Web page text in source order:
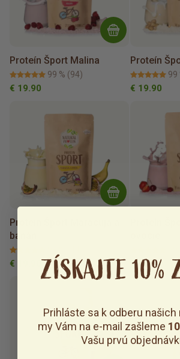
Proteín Šport Malina
99 % (94)
€ 19.90
Proteín
99
€ 19.90
Proteín Šport Maracuja a
banán
€ 19.90 € 19.90
ZÍSKAJTE 10%
Prihláste sa k odberu našich
my Vám na e-mail zašleme
Vašu prvú